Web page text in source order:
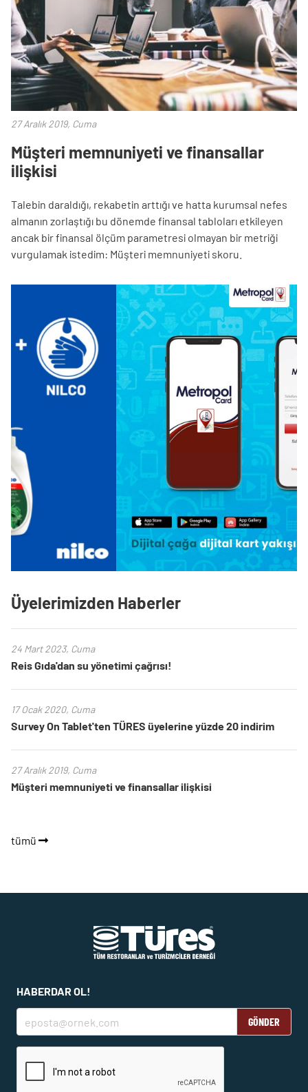
27 Aralık 2019, Cuma
Müşteri memnuniyeti ve finansallar
ilişkisi
Talebin daraldığı, rekabetin arttığı ve hatta kurumsal nefes
almanın zorlaştığı bu dönemde finansal tabloları etkileyen
ancak bir finansal ölçüm parametresi olmayan bir metriği
vurgulamak istedim: Müşteri memnuniyeti skoru.
Üyelerimizden Haberler
24 Mart 2023, Cuma
Reis Gıda'dan su yönetimi çağrısı!
17 Ocak 2020, Cuma
Survey On Tablet'ten TÜRES üyelerine yüzde 20 indirim
27 Aralık 2019, Cuma
Müşteri memnuniyeti ve finansallar ilişkisi
tümü
HABERDAR OL!
GÖNDER